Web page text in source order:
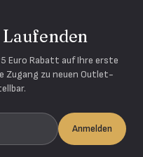
Laufenden
Euro Rabatt auf Ihre erste
Zugang zu neuen Outlet-
Anmelden